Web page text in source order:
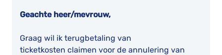
Geachte heer/mevrouw,
Graag wil ik terugbetaling van
ticketkosten claimen voor de annulering van